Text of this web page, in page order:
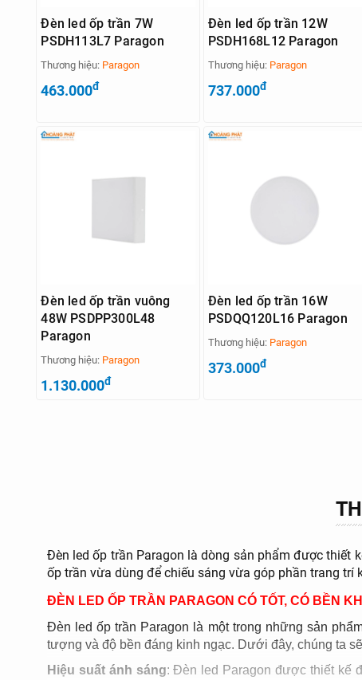
Đèn led ốp trần 7W
PSDH113L7 Paragon
Thương hiệu: Paragon
463.000đ
Đèn led ốp trần 12W
PSDH168L12 Paragon
Thương hiệu: Paragon
737.000đ
Đèn led ốp trần vuông
48W PSDPP300L48
Paragon
Thương hiệu: Paragon
1.130.000đ
Đèn led ốp trần 16W
PSDQQ120L16 Paragon
Thương hiệu: Paragon
373.000đ
Đèn led ốp trần Paragon là dòng sản phẩm được thiết
ốp trần vừa dùng để chiếu sáng vừa góp phần trang
ĐÈN LED ỐP TRẦN PARAGON CÓ TỐT, CÓ BỀN
Đèn led ốp trần Paragon là một trong những sản
tượng và độ bền đáng kinh ngạc. Dưới đây, chúng ta
Hiệu suất ánh sáng: Đèn led Paragon được thiết kế